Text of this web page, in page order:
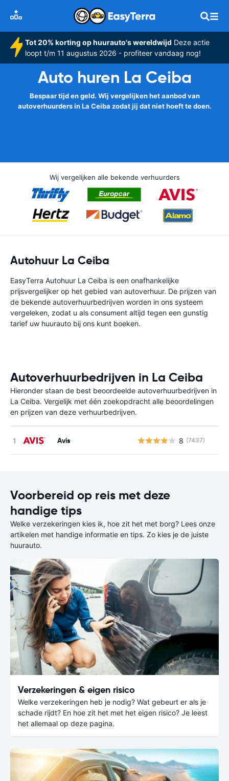
Tot 20% korting op huurauto's wereldwijd Deze actie
loopt t/m 11 augustus 2026 - profiteer vandaag nog!
Auto huren La Ceiba
Bespaar tijd en geld. Wij vergelijken het aanbod van
autoverhuurders in La Ceiba zodat jij dat niet hoeft te doen.
Wij vergelijken alle bekende verhuurders
Autohuur La Ceiba
EasyTerra Autohuur La Ceiba is een onafhankelijke
prijsvergelijker op het gebied van autoverhuur. De prijzen van
de bekende autoverhuurbedrijven worden in ons systeem
vergeleken, zodat u als consument altijd tegen een gunstig
tarief uw huurauto bij ons kunt boeken.
Autoverhuurbedrijven in La Ceiba
Hieronder staan de best beoordeelde autoverhuurbedrijven in
La Ceiba. Vergelijk met één zoekopdracht alle beoordelingen
en prijzen van deze verhuurbedrijven.
Avis 8 (7437)
Voorbereid op reis met deze
handige tips
Welke verzekeringen kies ik, hoe zit het met borg? Lees onze
artikelen met handige informatie en tips. Zo kies je de juiste
huurauto.
Verzekeringen & eigen risico
Welke verzekeringen heb je nodig? Wat gebeurt er als je
schade rijdt? En hoe zit het met het eigen risico? Je leest
het allemaal op deze pagina.